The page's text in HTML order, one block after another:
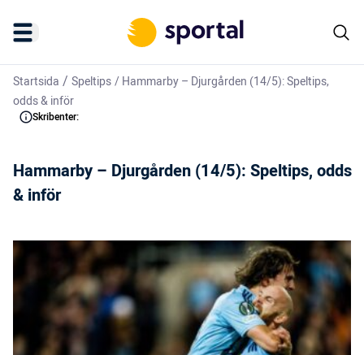
Startsida / Speltips/Hammarby – Djurgården (14/5): Speltips,
odds & inför
Skribenter:
Hammarby – Djurgården (14/5): Speltips, odds
& inför